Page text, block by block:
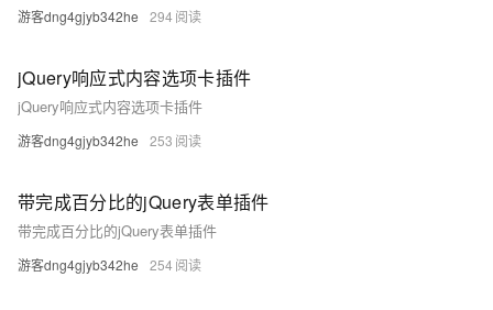
游客dng4gjyb342he 294
jQuery响应式内容选项卡插件
jQuery响应式内容选项卡插件
游客dng4gjyb342he 253
带完成百分比的jQuery表单插件
带完成百分比的jQuery表单插件
游客dng4gjyb342he 254